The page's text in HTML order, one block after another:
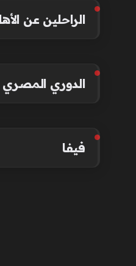
الراحلين عن
الدوري المصري
فيفا